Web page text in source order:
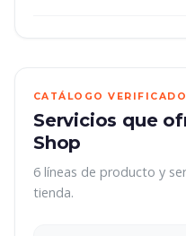
CATÁLOGO VERIFICADO
Servicios que
Shop
6 líneas de producto y
tienda.